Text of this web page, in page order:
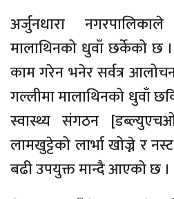
अर्जुनधारा
मालाथिनको धुवाँ छर्केको छ
काम गरेन भनेर सर्वत्र
गल्लीमा मालाथिनको धुवाँ
स्वास्थ्य संगठन
लामखुट्टेको लार्भा खोज्ने र
बढी उपयुक्त मान्दै आएको छ ।